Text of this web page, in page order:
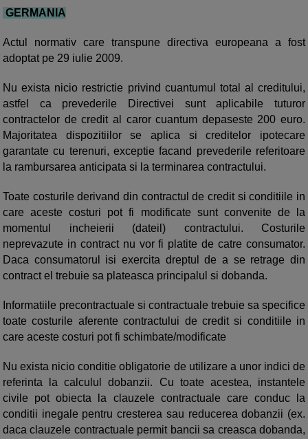
GERMANIA
Actul normativ care transpune directiva europeana a fost
adoptat pe 29 iulie 2009.
Nu exista nicio restrictie privind cuantumul total al creditului,
astfel ca prevederile Directivei sunt aplicabile tuturor
contractelor de credit al caror cuantum depaseste 200 euro.
Majoritatea dispozitiilor se aplica si creditelor ipotecare
garantate cu terenuri, exceptie facand prevederile referitoare
la rambursarea anticipata si la terminarea contractului.
Toate costurile derivand din contractul de credit si conditiile in
care aceste costuri pot fi modificate sunt convenite de la
momentul incheierii (dateil) contractului. Costurile
neprevazute in contract nu vor fi platite de catre consumator.
Daca consumatorul isi exercita dreptul de a se retrage din
contract el trebuie sa plateasca principalul si dobanda.
Informatiile precontractuale si contractuale trebuie sa specifice
toate costurile aferente contractului de credit si conditiile in
care aceste costuri pot fi schimbate/modificate
Nu exista nicio conditie obligatorie de utilizare a unor indici de
referinta la calculul dobanzii. Cu toate acestea, instantele
civile pot obiecta la clauzele contractuale care conduc la
conditii inegale pentru cresterea sau reducerea dobanzii (ex.
daca clauzele contractuale permit bancii sa creasca dobanda,